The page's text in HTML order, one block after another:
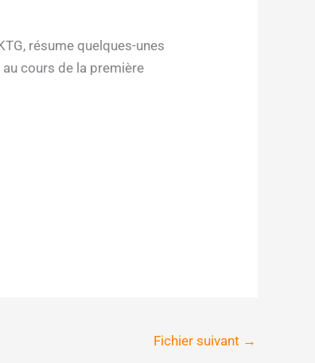
résume quelques-unes
cours de la première
Fichier suivant →